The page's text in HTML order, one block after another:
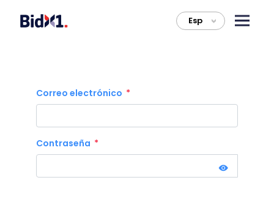
Esp >
Correo electrónico
Contraseña